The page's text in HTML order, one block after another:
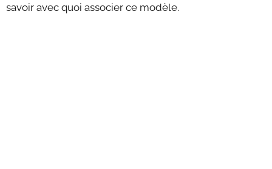
savoir avec quoi associer ce modèle.